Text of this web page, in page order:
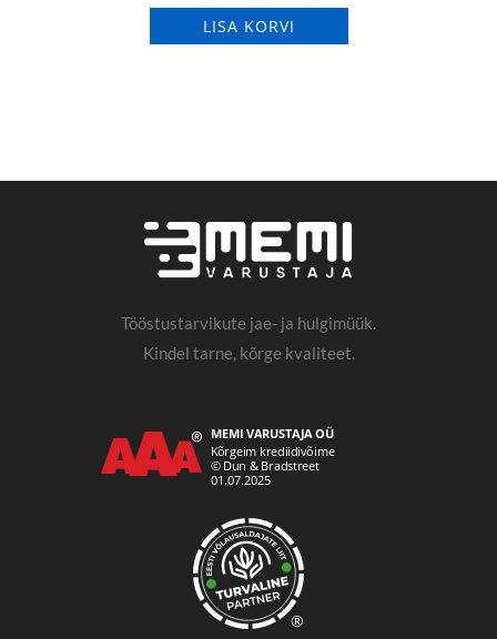
LISA KORVI
Tööstustarvikute jae- ja hulgimüük.
Kindel tarne, kõrge kvaliteet.
®